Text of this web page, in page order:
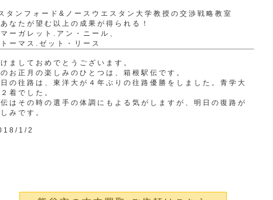
タンフォード&ノースウエスタン大学教授の交渉戦略教室
たが望む以上の成果が得られる！
ガレット.アン・ニール、
マス.ゼット・リース
ましておめでとうございます。
お正月の楽しみのひとつは、箱根駅伝です。
の往路は、東洋大が４年ぶりの往路優勝をしました。青学大
着でした。
はその時の選手の体調にもよる気がしますが、明日の復路が
みです。
1/2